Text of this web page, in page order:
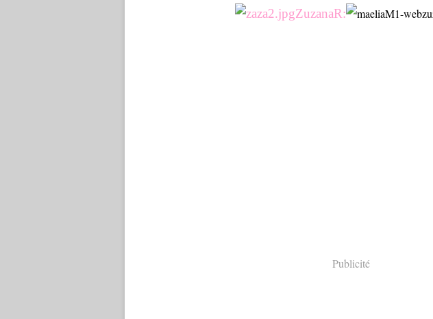
ZuzanaR:
Publicité